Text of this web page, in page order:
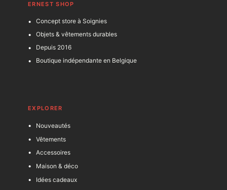
ERNEST SHOP
Concept store à Soignies
Objets & vêtements durables
Depuis 2016
Boutique indépendante en Belgique
EXPLORER
Nouveautés
Vêtements
Accessoires
Maison & déco
Idées cadeaux